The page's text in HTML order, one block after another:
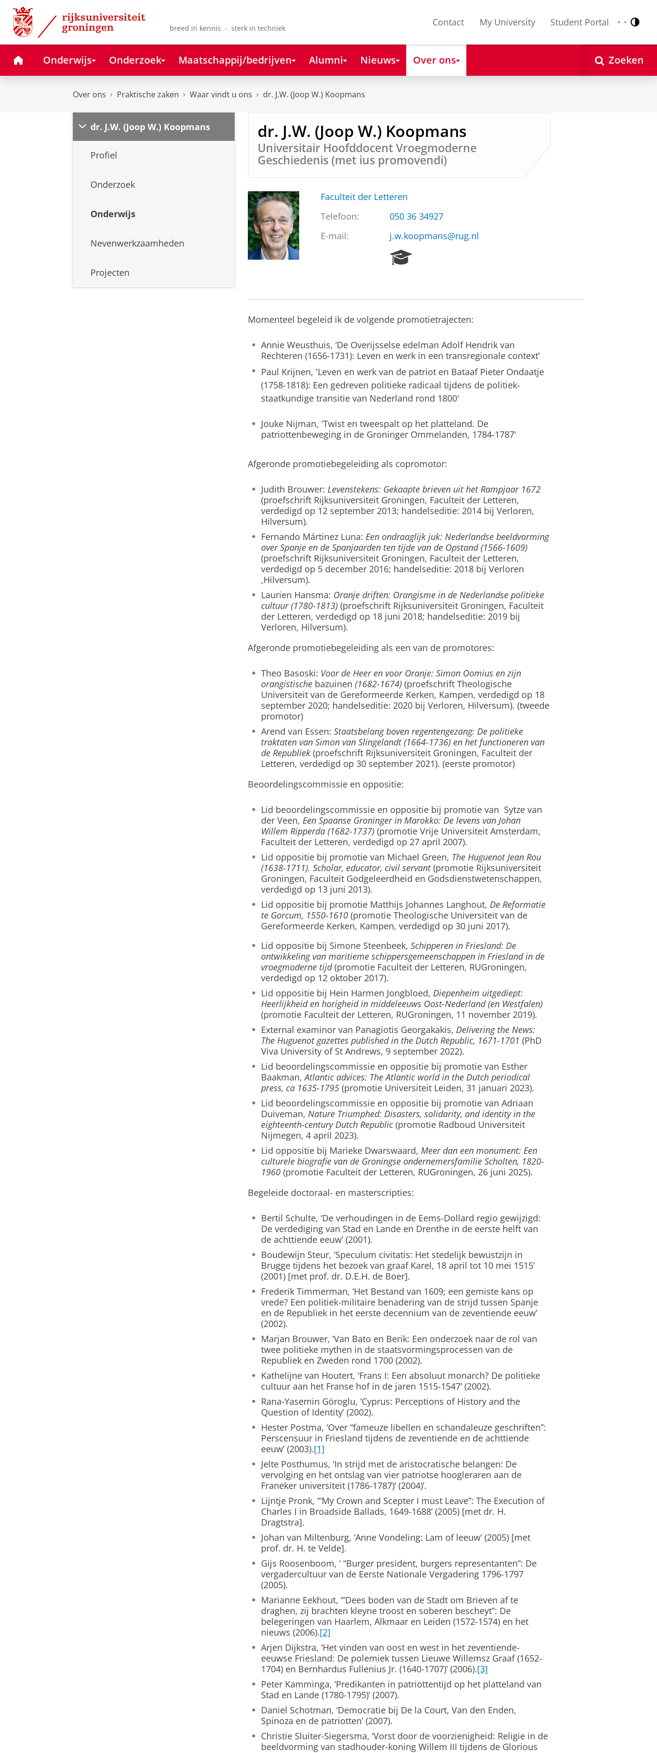
Skip
Content
Skip
Navigation
breed in kennis - sterk in techniek
Contact My University Student Portal Nederlands
English
HomeOnderwijs Onderzoek Maatschappij/bedrijven Alumni Nieuws Over ons Zoeken
Over ons Praktische zaken Waar vindt u ons dr. J.W. (Joop W.) Koopmans
dr. J.W. (Joop W.) Koopmans
Profiel
Onderzoek
Onderwijs
Nevenwerkzaamheden
Projecten
dr. J.W. (Joop W.) Koopmans
Universitair Hoofddocent Vroegmoderne
Geschiedenis (met ius promovendi)
Faculteit der Letteren
Telefoon:
050 36 34927
E-mail:
j.w.koopmans@rug.nl
a
c
P
o
t
a
Momenteel begeleid ik de volgende promotietrajecten:
Annie Weusthuis, ‘De Overijsselse edelman Adolf Hendrik van
Rechteren (1656-1731): Leven en werk in een transregionale context’
Paul Krijnen, 'Leven en werk van de patriot en Bataaf Pieter Ondaatje
(1758-1818): Een gedreven politieke radicaal tijdens de politiek-
staatkundige transitie van Nederland rond 1800'
Jouke Nijman, 'Twist en tweespalt op het platteland. De
patriottenbeweging in de Groninger Ommelanden, 1784-1787'
Afgeronde promotiebegeleiding als copromotor:
Judith Brouwer: Levenstekens: Gekaapte brieven uit het Rampjaar 1672
(proefschrift Rijksuniversiteit Groningen, Faculteit der Letteren,
verdedigd op 12 september 2013; handelseditie: 2014 bij Verloren,
Hilversum).
Fernando Mártinez Luna: Een ondraaglijk juk: Nederlandse beeldvorming
over Spanje en de Spanjaarden ten tijde van de Opstand (1566-1609)
(proefschrift Rijksuniversiteit Groningen, Faculteit der Letteren,
verdedigd op 5 december 2016; handelseditie: 2018 bij Verloren
,Hilversum).
Laurien Hansma: Oranje driften: Orangisme in de Nederlandse politieke
cultuur (1780-1813)(proefschrift Rijksuniversiteit Groningen, Faculteit
der Letteren, verdedigd op 18 juni 2018; handelseditie: 2019 bij
Verloren, Hilversum).
Afgeronde promotiebegeleiding als een van de promotores:
Theo Basoski: Voor de Heer en voor Oranje: Simon Oomius en zijn
orangistischebazuinen (1682-1674) (proefschrift Theologische
Universiteit van de Gereformeerde Kerken, Kampen, verdedigd op 18
september 2020; handelseditie: 2020 bij Verloren, Hilversum). (tweede
promotor)
Arend van Essen: Staatsbelang boven regentengezang: De politieke
traktaten van Simon van Slingelandt (1664-1736) en het functioneren van
de Republiek (proefschrift Rijksuniversiteit Groningen, Faculteit der
Letteren, verdedigd op 30 september 2021). (eerste promotor)
Beoordelingscommissie en oppositie:
Lid beoordelingscommissie en oppositie bij promotie van Sytze van
der Veen, Een Spaanse Groninger in Marokko: De levens van Johan
Willem Ripperda (1682-1737) (promotie Vrije Universiteit Amsterdam,
Faculteit der Letteren, verdedigd op 27 april 2007).
Lid oppositie bij promotie van Michael Green, The Huguenot Jean Rou
(1638-1711). Scholar, educator, civil servant(promotie Rijksuniversiteit
Groningen, Faculteit Godgeleerdheid en Godsdienstwetenschappen,
verdedigd op 13 juni 2013).
Lid oppositie bij promotie Matthijs Johannes Langhout, De Reformatie
te Gorcum, 1550-1610(promotie Theologische Universiteit van de
Gereformeerde Kerken, Kampen, verdedigd op 30 juni 2017).
Lid oppositie bij Simone Steenbeek, Schipperen in Friesland: De
ontwikkeling van maritieme schippersgemeenschappen in Friesland in de
vroegmoderne tijd(promotie Faculteit der Letteren, RUGroningen,
verdedigd op 12 oktober 2017).
Lid oppositie bij Hein Harmen Jongbloed, Diepenheim uitgediept:
Heerlijkheid en horigheid in middeleeuws Oost-Nederland (en Westfalen)
(promotie Faculteit der Letteren, RUGroningen, 11 november 2019).
External examinor van Panagiotis Georgakakis, Delivering the News:
The Huguenot gazettes published in the Dutch Republic, 1671-1701 (PhD
Viva University of St Andrews, 9 september 2022).
Lid beoordelingscommissie en oppositie bij promotie van Esther
Baakman,Atlantic advices: The Atlantic world in the Dutch periodical
press, ca 1635-1795(promotie Universiteit Leiden, 31 januari 2023).
Lid beoordelingscommissie en oppositie bij promotie van Adriaan
Duiveman, Nature Triumphed: Disasters, solidarity, and identity in the
eighteenth-century Dutch Republic (promotie Radboud Universiteit
Nijmegen, 4 april 2023).
Lid oppositie bij Marieke Dwarswaard, Meer dan een monument: Een
culturele biografie van de Groningse ondernemersfamilie Scholten, 1820-
1960 (promotie Faculteit der Letteren, RUGroningen, 26 juni 2025).
Begeleide doctoraal- en masterscripties:
Bertil Schulte, ‘De verhoudingen in de Eems-Dollard regio gewijzigd:
De verdediging van Stad en Lande en Drenthe in de eerste helft van
de achttiende eeuw’ (2001).
Boudewijn Steur, ‘Speculum civitatis: Het stedelijk bewustzijn in
Brugge tijdens het bezoek van graaf Karel, 18 april tot 10 mei 1515’
(2001) [met prof. dr. D.E.H. de Boer].
Frederik Timmerman, ‘Het Bestand van 1609; een gemiste kans op
vrede? Een politiek-militaire benadering van de strijd tussen Spanje
en de Republiek in het eerste decennium van de zeventiende eeuw’
(2002).
Marjan Brouwer, ‘Van Bato en Berik: Een onderzoek naar de rol van
twee politieke mythen in de staatsvormingsprocessen van de
Republiek en Zweden rond 1700 (2002).
Kathelijne van Houtert, ‘Frans I: Een absoluut monarch? De politieke
cultuur aan het Franse hof in de jaren 1515-1547’ (2002).
Rana-Yasemin Göroglu, ‘Cyprus: Perceptions of History and the
Question of Identity’ (2002).
Hester Postma, ‘Over “fameuze libellen en schandaleuze geschriften”:
Perscensuur in Friesland tijdens de zeventiende en de achttiende
eeuw’ (2003).[1]
Jelte Posthumus, ‘In strijd met de aristocratische belangen: De
vervolging en het ontslag van vier patriotse hoogleraren aan de
Franeker universiteit (1786-1787)’ (2004)’.
Lijntje Pronk, ‘“My Crown and Scepter I must Leave”: The Execution of
Charles I in Broadside Ballads, 1649-1688’ (2005) [met dr. H.
Dragtstra].
Johan van Miltenburg, ‘Anne Vondeling: Lam of leeuw’ (2005) [met
prof. dr. H. te Velde].
Gijs Roosenboom, ‘ “Burger president, burgers representanten”: De
vergadercultuur van de Eerste Nationale Vergadering 1796-1797
(2005).
Marianne Eekhout, ‘“Dees boden van de Stadt om Brieven af te
draghen, zij brachten kleyne troost en soberen bescheyt”: De
belegeringen van Haarlem, Alkmaar en Leiden (1572-1574) en het
nieuws (2006).[2]
Arjen Dijkstra, ‘Het vinden van oost en west in het zeventiende-
eeuwse Friesland: De polemiek tussen Lieuwe Willemsz Graaf (1652-
1704) en Bernhardus Fullenius Jr. (1640-1707)’ (2006).[3]
Peter Kamminga, ‘Predikanten in patriottentijd op het platteland van
Stad en Lande (1780-1795)’ (2007).
Daniel Schotman, ‘Democratie bij De la Court, Van den Enden,
Spinoza en de patriotten’ (2007).
Christie Sluiter-Siegersma, ‘Vorst door de voorzienigheid: Religie in de
beeldvorming van stadhouder-koning Willem III tijdens de Glorious